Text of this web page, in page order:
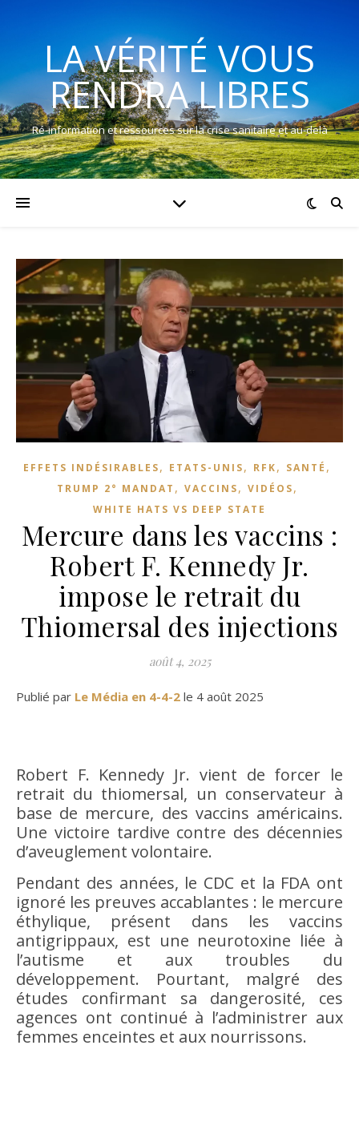
LA VÉRITÉ VOUS
RENDRA LIBRES
Ré-information et ressources sur la crise sanitaire et au-delà
EFFETS INDÉSIRABLES, ETATS-UNIS, RFK, SANTÉ ,
TRUMP 2° MANDAT , VACCINS, VIDÉOS,
WHITE HATS VS DEEP STATE
Mercure dans les vaccins :
Robert F. Kennedy Jr.
impose le retrait du
Thiomersal des injections
août 4, 2025
Publié par Le Média en 4-4-2 le 4 août 2025
Robert F. Kennedy Jr. vient de forcer le
retrait du thiomersal, un conservateur à
base de mercure, des vaccins américains.
Une victoire tardive contre des décennies
d’aveuglement volontaire.
Pendant des années, le CDC et la FDA ont
ignoré les preuves accablantes : le mercure
éthylique, présent dans les vaccins
antigrippaux, est une neurotoxine liée à
l’autisme et aux troubles du
développement. Pourtant, malgré des
études confirmant sa dangerosité, ces
agences ont continué à l’administrer aux
femmes enceintes et aux nourrissons.